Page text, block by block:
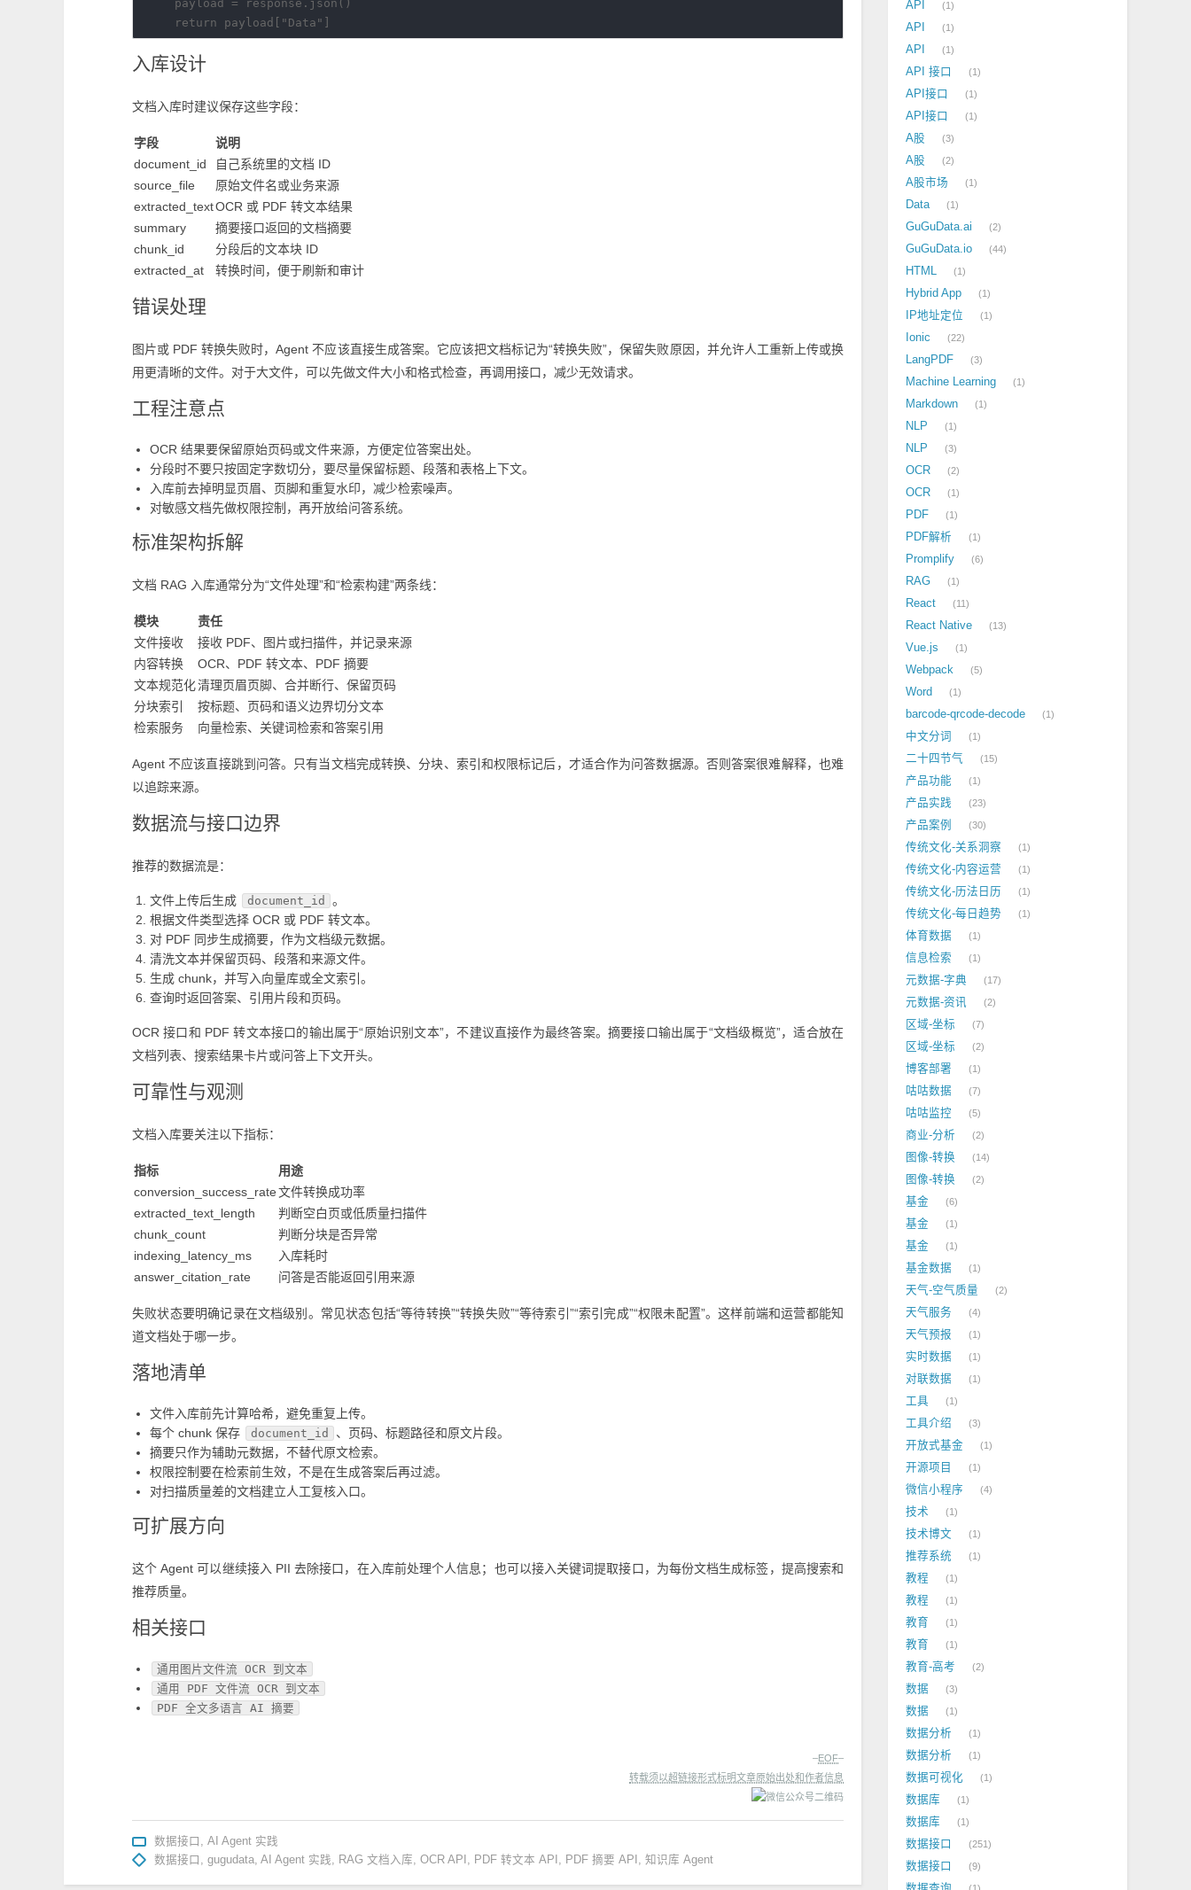
    payload = response.json()
入库设计
文档入库时建议保存这些字段：
字段
说明
document_id
自己系统里的文档 ID
source_file
原始文件名或业务来源
extracted_textOCR 或 PDF 转文本结果
summary
摘要接口返回的文档摘要
chunk_id
分段后的文本块 ID
extracted_at
转换时间，便于刷新和审计
错误处理
图片或 PDF 转换失败时，Agent 不应该直接生成答案。它应该把文档标记为“转换失败”，保留失败原因，并允许人工重新上传或换
用更清晰的文件。对于大文件，可以先做文件大小和格式检查，再调用接口，减少无效请求。
工程注意点
OCR 结果要保留原始页码或文件来源，方便定位答案出处。
分段时不要只按固定字数切分，要尽量保留标题、段落和表格上下文。
入库前去掉明显页眉、页脚和重复水印，减少检索噪声。
对敏感文档先做权限控制，再开放给问答系统。
标准架构拆解
文档 RAG 入库通常分为“文件处理”和“检索构建”两条线：
模块
责任
文件接收
接收 PDF、图片或扫描件，并记录来源
内容转换
OCR、PDF 转文本、PDF 摘要
文本规范化清理页眉页脚、合并断行、保留页码
分块索引
按标题、页码和语义边界切分文本
检索服务
向量检索、关键词检索和答案引用
Agent 不应该直接跳到问答。只有当文档完成转换、分块、索引和权限标记后，才适合作为问答数据源。否则答案很难解释，也难
以追踪来源。
数据流与接口边界
推荐的数据流是：
文件上传后生成 document_id
。
根据文件类型选择 OCR 或 PDF 转文本。
对 PDF 同步生成摘要，作为文档级元数据。
清洗文本并保留页码、段落和来源文件。
生成 chunk，并写入向量库或全文索引。
查询时返回答案、引用片段和页码。
OCR 接口和 PDF 转文本接口的输出属于“原始识别文本”，不建议直接作为最终答案。摘要接口输出属于“文档级概览”，适合放在
文档列表、搜索结果卡片或问答上下文开头。
可靠性与观测
文档入库要关注以下指标：
指标
用途
conversion_success_rate文件转换成功率
extracted_text_length
判断空白页或低质量扫描件
chunk_count
判断分块是否异常
indexing_latency_ms
入库耗时
answer_citation_rate
问答是否能返回引用来源
失败状态要明确记录在文档级别。常见状态包括“等待转换”“转换失败”“等待索引”“索引完成”“权限未配置”。这样前端和运营都能知
道文档处于哪一步。
落地清单
文件入库前先计算哈希，避免重复上传。
每个 chunk 保存
document_id
、页码、标题路径和原文片段。
摘要只作为辅助元数据，不替代原文检索。
权限控制要在检索前生效，不是在生成答案后再过滤。
对扫描质量差的文档建立人工复核入口。
可扩展方向
这个 Agent 可以继续接入 PII 去除接口，在入库前处理个人信息；也可以接入关键词提取接口，为每份文档生成标签，提高搜索和
推荐质量。
相关接口
通用图片文件流 OCR 到文本
通用 PDF 文件流 OCR 到文本
PDF 全文多语言 AI 摘要
–EOF–
转载须以超链接形式标明文章原始出处和作者信息
数据接口 , AI Agent 实践
数据接口 , gugudata, AI Agent 实践, RAG 文档入库, OCR API , PDF 转文本 API , PDF 摘要 API , 知识库 Agent
API 1
API 1
API 1
API 接口 1
API接口 1
API接口 1
A股 3
A股 2
A股市场 1
Data 1
GuGuData.ai 2
GuGuData.io 44
HTML 1
Hybrid App 1
IP地址定位 1
Ionic 22
LangPDF 3
Machine Learning 1
Markdown 1
NLP 1
NLP 3
OCR 2
OCR 1
PDF 1
PDF解析 1
Promplify 6
RAG 1
React 11
React Native 13
Vue.js 1
Webpack 5
Word 1
barcode-qrcode-decode 1
中文分词 1
二十四节气 15
产品功能 1
产品实践 23
产品案例 30
传统文化-关系洞察 1
传统文化-内容运营 1
传统文化-历法日历 1
传统文化-每日趋势 1
体育数据 1
信息检索 1
元数据-字典 17
元数据-资讯 2
区域-坐标 7
区域-坐标 2
博客部署 1
咕咕数据 7
咕咕监控 5
商业-分析 2
图像-转换 14
图像-转换 2
基金 6
基金 1
基金 1
基金数据 1
天气-空气质量 2
天气服务 4
天气预报 1
实时数据 1
对联数据 1
工具 1
工具介绍 3
开放式基金 1
开源项目 1
微信小程序 4
技术 1
技术博文 1
推荐系统 1
教程 1
教程 1
教育 1
教育 1
教育-高考 2
数据 3
数据 1
数据分析 1
数据分析 1
数据可视化 1
数据库 1
数据库 1
数据接口 251
数据接口 9